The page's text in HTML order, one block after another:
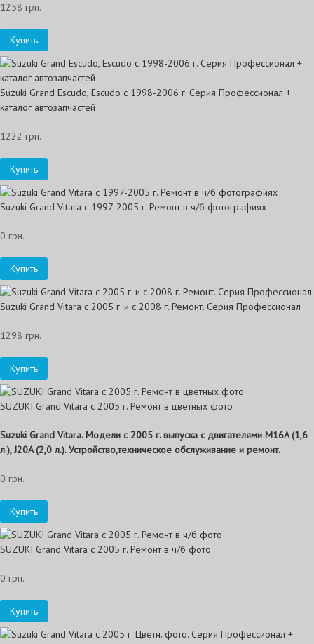
1258 грн.
Купить
Suzuki Grand Escudo, Escudo с 1998-2006 г. Серия Профессионал +
каталог автозапчастей
1222 грн.
Купить
Suzuki Grand Vitara с 1997-2005 г. Ремонт в ч/б фотографиях
0 грн.
Купить
Suzuki Grand Vitara с 2005 г. и с 2008 г. Ремонт. Серия Профессионал
1298 грн.
Купить
SUZUKI Grand Vitara с 2005 г. Ремонт в цветных фото
Suzuki Grand Vitara. Модели с 2005 г. выпуска с двигателями M16A (1,6
л.), J20A (2,0 л.). Устройство,техническое обслуживание и ремонт.
0 грн.
Купить
SUZUKI Grand Vitara с 2005 г. Ремонт в ч/б фото
0 грн.
Купить